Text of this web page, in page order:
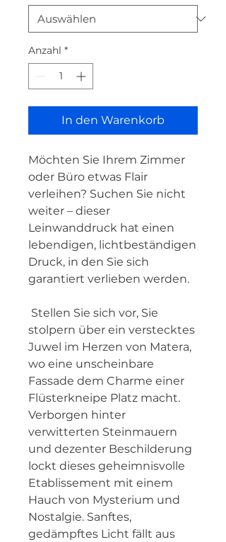
Anzahl *
In den Warenkorb
Möchten Sie Ihrem Zimmer
oder Büro etwas Flair
verleihen? Suchen Sie nicht
weiter – dieser
Leinwanddruck hat einen
lebendigen, lichtbeständigen
Druck, in den Sie sich
garantiert verlieben werden.
stolpern über ein verstecktes
Juwel im Herzen von Matera,
wo eine unscheinbare
Fassade dem Charme einer
Flüsterkneipe Platz macht.
Verborgen hinter
verwitterten Steinmauern
und dezenter Beschilderung
lockt dieses geheimnisvolle
Etablissement mit einem
Hauch von Mysterium und
Nostalgie. Sanftes,
gedämpftes Licht fällt aus